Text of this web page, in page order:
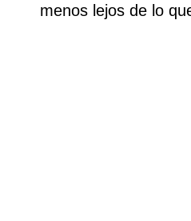
menos lejos de lo